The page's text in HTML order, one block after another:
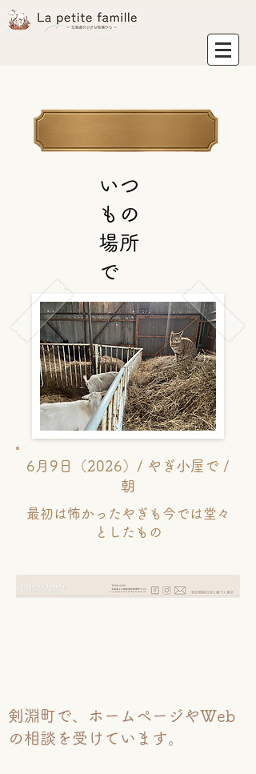
いつ
もの
場所
で
6月9日（2026）/ やぎ小屋で /
朝
最初は怖かったやぎも今では堂々
としたもの
剣淵町で、ホームページやWeb
の相談を受けています。